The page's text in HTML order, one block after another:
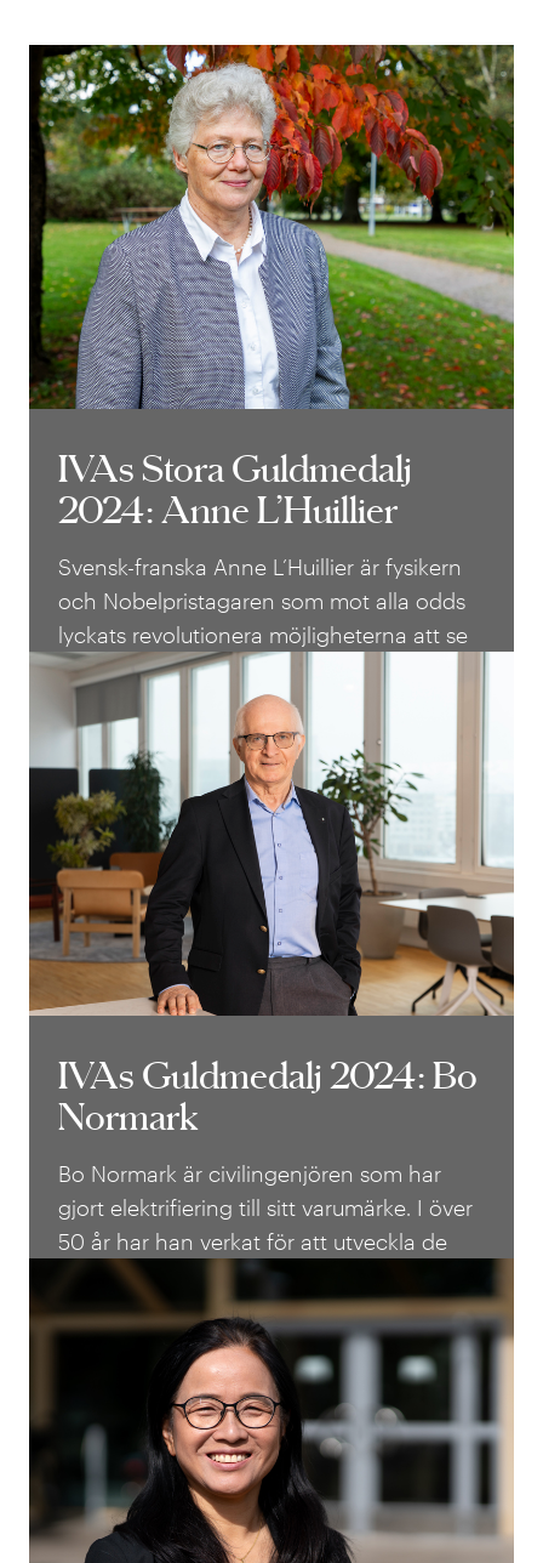
IVAs Stora Guldmedalj
2024: Anne L’Huillier
Svensk-franska Anne L’Huillier är fysikern
och Nobelpristagaren som mot alla odds
lyckats revolutionera möjligheterna att se
in i atomernas och molekylernas värld.
IVAs Stora Guldmedalj
2024: Anne L’Huillier
IVAs Guldmedalj 2024: Bo
Normark
Bo Normark är civilingenjören som har
gjort elektrifiering till sitt varumärke. I över
50 år har han verkat för att utveckla de
tekniska och politiska lösningar som krävs
för att bygga framtidens hållbara
energisystem.
IVAs Guldmedalj 2024: Bo
Normark